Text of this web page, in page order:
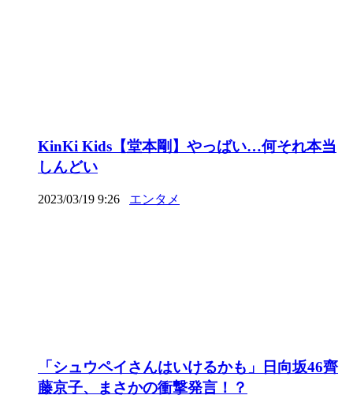
KinKi Kids【堂本剛】やっばい…何それ本当
しんどい
2023/03/19 9:26 エンタメ
「シュウペイさんはいけるかも」日向坂46齊
藤京子、まさかの衝撃発言！？